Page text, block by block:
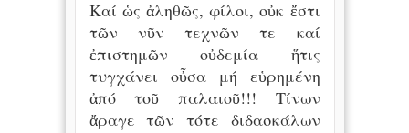
Καί ὡς ἀληθῶς, φίλοι, οὐκ ἔστι
τῶν νῦν τεχνῶν τε καί
ἐπιστημῶν οὐδεμία ἥτις
τυγχάνει οὖσα μή εὑρημένη
ἀπό τοῦ παλαιοῦ!!! Τίνων
ἄραγε τῶν τότε διδασκάλων